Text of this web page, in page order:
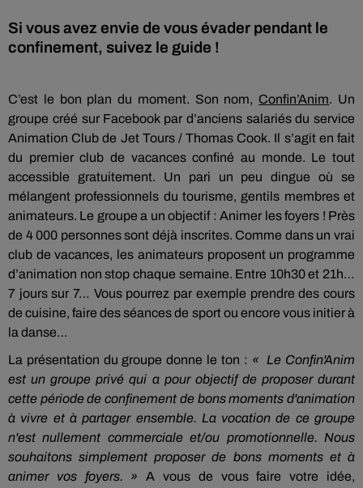
Si vous avez envie de vous évader pendant le
confinement, suivez le guide !
C’est le bon plan du moment. Son nom, Confin’Anim. Un
groupe créé sur Facebook par d’anciens salariés du service
Animation Club de Jet Tours / Thomas Cook. Il s’agit en fait
du premier club de vacances confiné au monde. Le tout
accessible gratuitement. Un pari un peu dingue où se
mélangent professionnels du tourisme, gentils membres et
animateurs. Le groupe a un objectif : Animer les foyers ! Près
de 4 000 personnes sont déjà inscrites. Comme dans un vrai
club de vacances, les animateurs proposent un programme
d’animation non stop chaque semaine. Entre 10h30 et 21h…
7 jours sur 7… Vous pourrez par exemple prendre des cours
de cuisine, faire des séances de sport ou encore vous initier à
la danse…
La présentation du groupe donne le ton : « Le Confin'Anim
est un groupe privé qui a pour objectif de proposer durant
cette période de confinement de bons moments d'animation
à vivre et à partager ensemble. La vocation de ce groupe
n'est nullement commerciale et/ou promotionnelle. Nous
souhaitons simplement proposer de bons moments et à
animer vos foyers. »A vous de vous faire votre idée,